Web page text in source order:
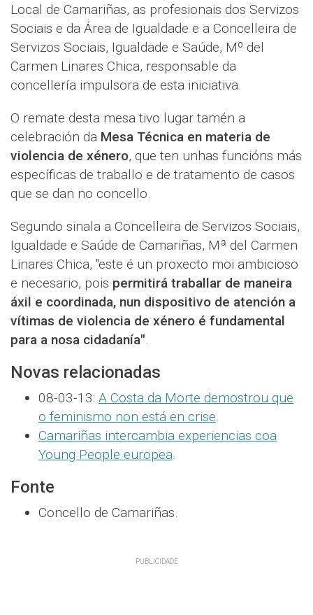
Local de Camariñas, as profesionais dos Servizos
Sociais e da Área de Igualdade e a Concelleira de
Servizos Sociais, Igualdade e Saúde, Mº del
Carmen Linares Chica, responsable da
concellería impulsora de esta iniciativa.
O remate desta mesa tivo lugar tamén a
celebración da Mesa Técnica en materia de
violencia de xénero, que ten unhas funcións más
específicas de traballo e de tratamento de casos
que se dan no concello.
Segundo sinala a Concelleira de Servizos Sociais,
Igualdade e Saúde de Camariñas, Mª del Carmen
Linares Chica, "este é un proxecto moi ambicioso
e necesario, pois permitirá traballar de maneira
áxil e coordinada, nun dispositivo de atención a
vítimas de violencia de xénero é fundamental
para a nosa cidadanía".
Novas relacionadas
08-03-13: A Costa da Morte demostrou que
o feminismo non está en crise.
Camariñas intercambia experiencias coa
Young People europea.
Fonte
Concello de Camariñas.